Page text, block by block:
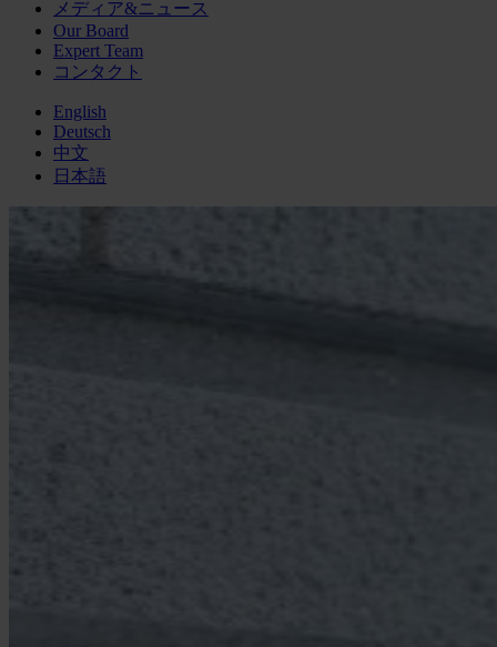
メディア&ニュース
Our Board
Expert Team
コンタクト
English
Deutsch
中文
日本語